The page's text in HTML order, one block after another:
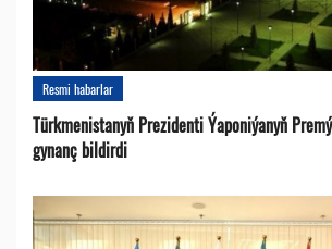
Resmi habarlar
Türkmenistanyň Prezidenti Ýaponiýanyň
gynanç bildirdi